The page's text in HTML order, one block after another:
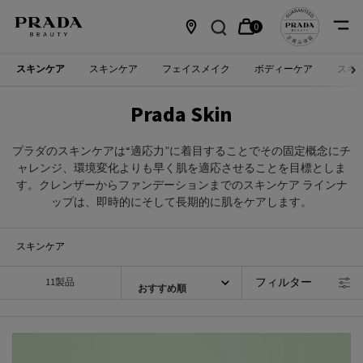
舗
情
0
0 カート内の製品
スキンケア スキンケア フェイスメイク ボディーケア スキ
Prada Skin
プラダのスキンケアは“適応力”に着目することでその固定概念にチ
ャレンジ、環境変化よりも早く肌を適応させることを目標としま
す。クレンザーからファンデーションまでのスキンケア ラインナ
ップは、即時的にそして長期的に肌をケアします。​
スキンケア
11製品 フィルター
フィルターメニュー